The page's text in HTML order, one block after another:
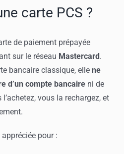
carte PCS ?
de paiement prépayée
sur le réseau Mastercard .
bancaire classique, elle ne
d’un compte bancaire ni de
vous la rechargez, et
pour :